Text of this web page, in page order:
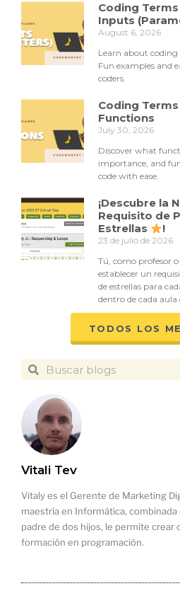
TODOS LOS
Vitali Tev
Vitaly es el Gerente de Marketing
maestría en Informática,
padre de dos hijos, le permite crear
formación en programación.
Coding
Inputs
August 6, 2026
Learn about
Fun examples and
coders.
Coding
Functions
July 30, 2026
Discover what
importance, and
code with ease.
¡Descubre la
Requisito de
Estrellas
!
23 de julio de 2026
Tú, como profesor
establecer un
de estrellas para
dentro de cada aula